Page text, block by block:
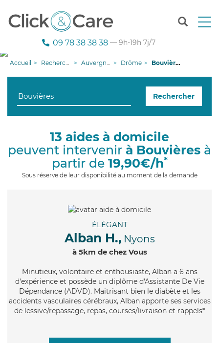
T
n
g
i
09 78 38 38 38 — 9h-19h 7j/7
Accueil Recherche aide à domicile Auvergne-Rhône-Alpes Drôme Bouvières
Rechercher
13 aides à domicile
peuvent intervenir à Bouvières à
partir de 19,90€/h*
Sous réserve de leur disponibilité au moment de la demande
ÉLÉGANT
Alban H., Nyons
à 5km de chez Vous
Minutieux, volontaire et enthousiaste, Alban a 6 ans
d'expérience et possède un diplôme d'Assistante De Vie
Dépendance (ADVD). Maitrisant bien le diabète et les
accidents vasculaires cérébraux, Alban apporte ses services
de lessive/repassage, repas, courses/livraison et rappels*